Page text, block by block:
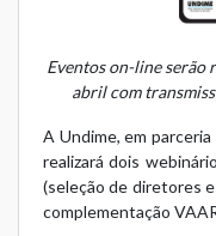
Eventos on-line serão
abril com
A Undime, em
realizará dois
(seleção de diretores
complementação